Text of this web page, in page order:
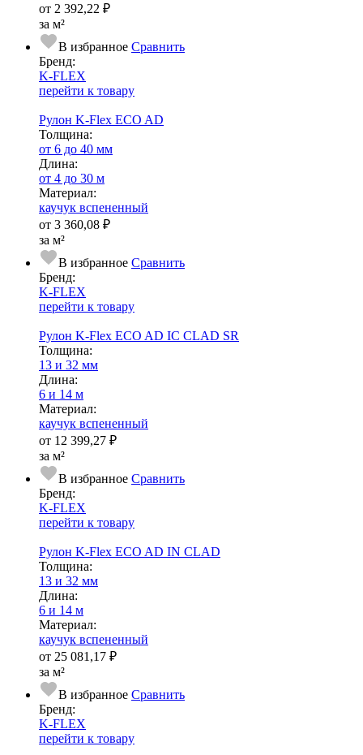
от 2 392,22 ₽
за м²
В избранное Сравнить
Бренд:
K-FLEX
перейти к товару
Рулон K-Flex ECO AD
Тол­щи­на:
от 6 до 40 мм
Длина:
от 4 до 30 м
Ма­­те­­ри­­ал:
каучук вспененный
от 3 360,08 ₽
за м²
В избранное Сравнить
Бренд:
K-FLEX
перейти к товару
Рулон K-Flex ECO AD IC CLAD SR
Тол­щи­на:
13 и 32 мм
Длина:
6 и 14 м
Ма­­те­­ри­­ал:
каучук вспененный
от 12 399,27 ₽
за м²
В избранное Сравнить
Бренд:
K-FLEX
перейти к товару
Рулон K-Flex ECO AD IN CLAD
Тол­щи­на:
13 и 32 мм
Длина:
6 и 14 м
Ма­­те­­ри­­ал:
каучук вспененный
от 25 081,17 ₽
за м²
В избранное Сравнить
Бренд:
K-FLEX
перейти к товару